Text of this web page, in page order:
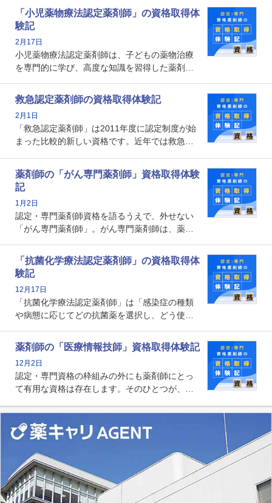
剤師としての専門性を示す客観的な根拠の一つ
となります。取得要件は多岐に渡り、審査も複
数回ありますが、患者さんに対して一定の能力
の証明になる資格と言えます。
「小児薬物療法認定薬剤師」の資格取得体
験記
2月17日
小児薬物療法認定薬剤師は、子どもの薬物治療
を専門的に学び、高度な知識を習得した薬剤師
や、特有の疾患、心理状況を理解し、専門性を
深めることで、子どもとその保護者に寄り添え
る存在です。今回はそんな小児薬物療法認定薬
剤師の取得体験記をご紹介します。
救急認定薬剤師の資格取得体験記
2月1日
「救急認定薬剤師」は2011年度に認定制度が始
まった比較的新しい資格です。近年では救急病
とから、救急認定薬剤師を目指す病院薬剤師も
増えているのではないでしょうか。今回はそん
な救急認定薬剤師の取得体験記をご紹介しま
す。
薬剤師の「がん専門薬剤師」資格取得体験
記
1月2日
認定・専門薬剤師資格を語るうえで、外せない
「がん専門薬剤師」。がん専門薬剤師は、薬剤
関する資格として、2009年に発足しました。薬
剤師の専門性を活かして高度化するがん医療に
貢献する姿は、今も病院薬剤師にとって一目置
かれる存在です。
「抗菌化学療法認定薬剤師」の資格取得体
験記
12月17日
「抗菌化学療法認定薬剤師」は「感染症の種類
や病態に応じてどの抗菌薬を選択し、どう使っ
る薬剤師です。現在、感染防止対策加算の施設
基準に専任の薬剤師配置が挙げられており、今
後は感染症領域で薬剤師に、より多くの役割が
求められる可能性もあります。
薬剤師の「医療情報技師」資格取得体験記
12月2日
認定・専門資格の枠組みの外にも薬剤師にとっ
て有用な資格は存在します。そのひとつが、
査データ、投薬歴など非常に多岐にわたる医療
データを利活用し、またシステム管理できるこ
とは、病院薬剤師を中心に大きな武器になりま
す。